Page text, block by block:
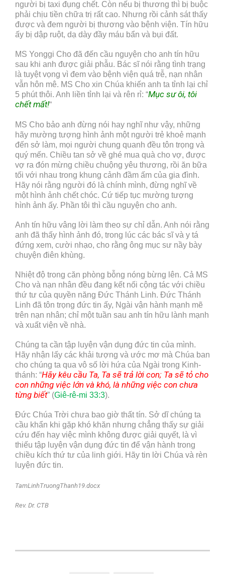
người bị taxi đụng chết. Còn nếu bị thương thì bị buộc
phải chịu tiền chữa trị rất cao. Nhưng rồi cảnh sát thấy
được và đem người bị thương vào bệnh viện. Tín hữu
ấy bị dập ruột, dạ dày đầy máu bẩn và bụi đất.
MS Yonggi Cho đã đến cầu nguyện cho anh tín hữu
sau khi anh được giải phẫu. Bác sĩ nói rằng tình trạng
là tuyệt vọng vì đem vào bệnh viện quá trễ, nạn nhân
vẫn hôn mê. MS Cho xin Chúa khiến anh ta tỉnh lại chỉ
5 phút thôi. Anh liền tỉnh lại và rên rỉ: “Mục sư ôi, tôi
chết mất!“
MS Cho bảo anh đừng nói hay nghĩ như vậy, những
hãy mường tượng hình ảnh một người trẻ khoẻ mạnh
đến sở làm, mọi người chung quanh đều tôn trọng và
quý mến. Chiều tan sở về ghé mua quà cho vợ, được
vợ ra đón mừng chiều chuộng yêu thương, rồi ăn bữa
tối với nhau trong khung cảnh đầm ấm của gia đình.
Hãy nói rằng người đó là chính mình, đừng nghĩ về
một hình ảnh chết chóc. Cứ tiếp tục mường tượng
hình ảnh ấy. Phần tôi thì cầu nguyện cho anh.
Anh tín hữu vâng lời làm theo sự chỉ dẫn. Anh nói rằng
anh đã thấy hình ảnh đó, trong lúc các bác sĩ và y tá
đứng xem, cười nhạo, cho rằng ông mục sư nầy bày
chuyện điên khùng.
Nhiệt độ trong căn phòng bỗng nóng bừng lên. Cả MS
Cho và nạn nhân đều đang kết nối cộng tác với chiều
thứ tư của quyền năng Đức Thánh Linh. Đức Thánh
Linh đã tôn trọng đức tin ấy, Ngài vận hành mạnh mẽ
trên nạn nhân; chỉ một tuần sau anh tín hữu lành mạnh
và xuất viện về nhà.
Chúng ta cần tập luyện vận dụng đức tin của mình.
Hãy nhận lấy các khải tượng và ước mơ mà Chúa ban
cho chúng ta qua vô số lời hứa của Ngài trong Kinh-
thánh: “Hãy kêu cầu Ta, Ta sẽ trả lời con; Ta sẽ tỏ cho
con những việc lớn và khó, là những việc con chưa
từng biết” (Giê-rê-mi 33:3).
Đức Chúa Trời chưa bao giờ thất tín. Sở dĩ chúng ta
cầu khẩn khi gặp khó khăn nhưng chẳng thấy sự giải
cứu đến hay việc mình không được giải quyết, là vì
thiếu tập luyện vận dụng đức tin để vận hành trong
chiều kích thứ tư của linh giới. Hãy tin lời Chúa và rèn
luyện đức tin.
TamLinhTruongThanh19.docx
Rev. Dr. CTB